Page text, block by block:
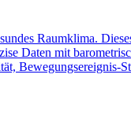
Raumklima.
Daten mit
Bewegungsereignis-